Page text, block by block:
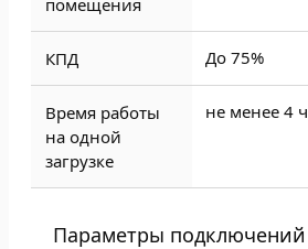
помещения
КПД До 75%
Время работы
на одной
загрузке
не менее 4 ч
Параметры подключений